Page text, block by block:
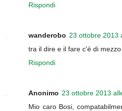
Rispondi
wanderobo 23 ottobre 2013
tra il dire e il fare c'è di
Rispondi
Anonimo 23 ottobre 2013
Mio caro Bosi,